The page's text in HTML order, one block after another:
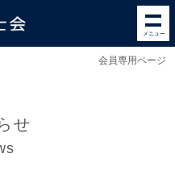
メニュー
会員専用ページ
せ